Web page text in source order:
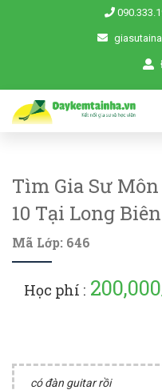
Tìm Gia Sư
10 Tại Long Biên
Mã Lớp: 646
Học phí :
có đàn guitar rồi